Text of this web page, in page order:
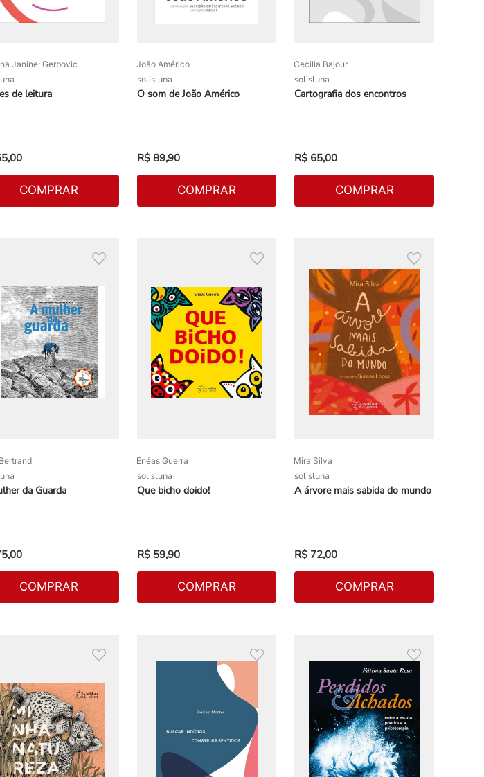
Janine; Gerbovic
de leitura
,00
COMPRAR
João Américo
solisluna
O som de João Américo
R$ 89,90
COMPRAR
Cecilia Bajour
solisluna
Cartografia dos encontros
R$ 65,00
COMPRAR
da Guarda
,00
COMPRAR
Enéas Guerra
solisluna
Que bicho doido!
R$ 59,90
COMPRAR
Mira Silva
solisluna
A árvore mais sabida do mundo
R$ 72,00
COMPRAR